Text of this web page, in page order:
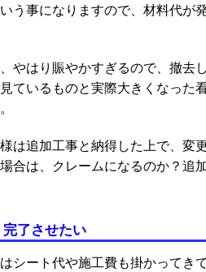
う事になりますので、材料代が
やはり賑やかすぎるので、撤去
ているものと実際大きくなった
は追加工事と納得した上で、変
合は、クレームになるのか？追
了させたい
シート代や施工費も掛かってき